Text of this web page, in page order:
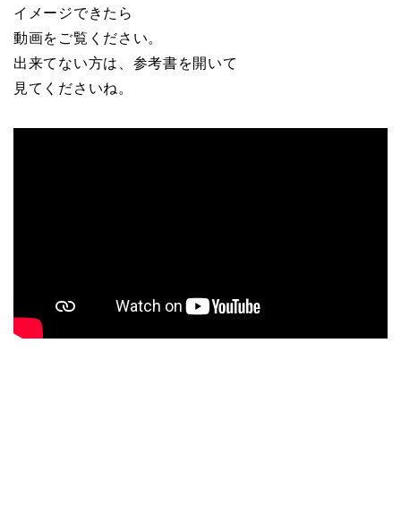
イメージできたら
動画をご覧ください。
出来てない方は、参考書を開いて
見てくださいね。